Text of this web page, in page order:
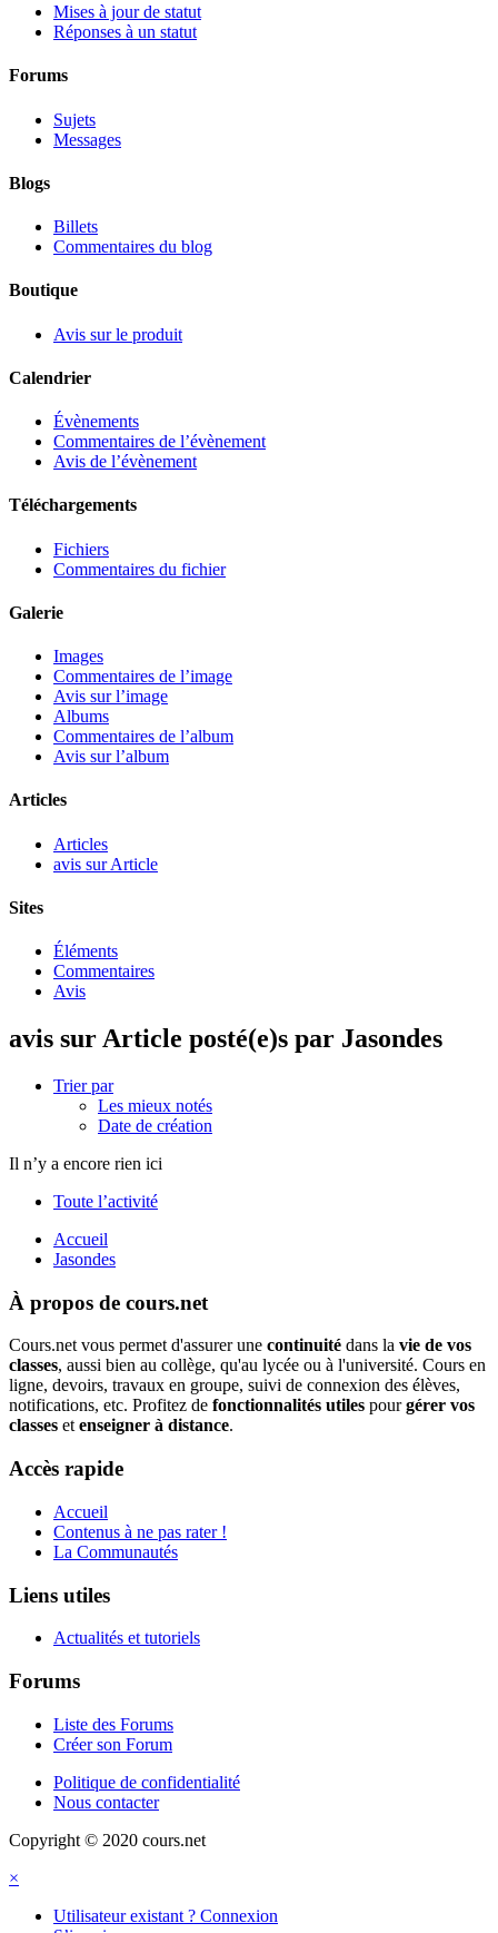
Mises à jour de statut
Réponses à un statut
Forums
Sujets
Messages
Blogs
Billets
Commentaires du blog
Boutique
Avis sur le produit
Calendrier
Évènements
Commentaires de l’évènement
Avis de l’évènement
Téléchargements
Fichiers
Commentaires du fichier
Galerie
Images
Commentaires de l’image
Avis sur l’image
Albums
Commentaires de l’album
Avis sur l’album
Articles
Articles
avis sur Article
Sites
Éléments
Commentaires
Avis
avis sur Article posté(e)s par Jasondes
Trier par
Les mieux notés
Date de création
Il n’y a encore rien ici
Toute l’activité
Accueil
Jasondes
À propos de cours.net
Cours.net vous permet d'assurer une continuité dans la vie de vos
classes, aussi bien au collège, qu'au lycée ou à l'université. Cours en
ligne, devoirs, travaux en groupe, suivi de connexion des élèves,
notifications, etc. Profitez de fonctionnalités utiles pourgérer vos
classes etenseigner à distance.
Accès rapide
Accueil
Contenus à ne pas rater !
La Communautés
Liens utiles
Actualités et tutoriels
Forums
Liste des Forums
Créer son Forum
Politique de confidentialité
Nous contacter
Copyright © 2020 cours.net
×
Utilisateur existant ? Connexion